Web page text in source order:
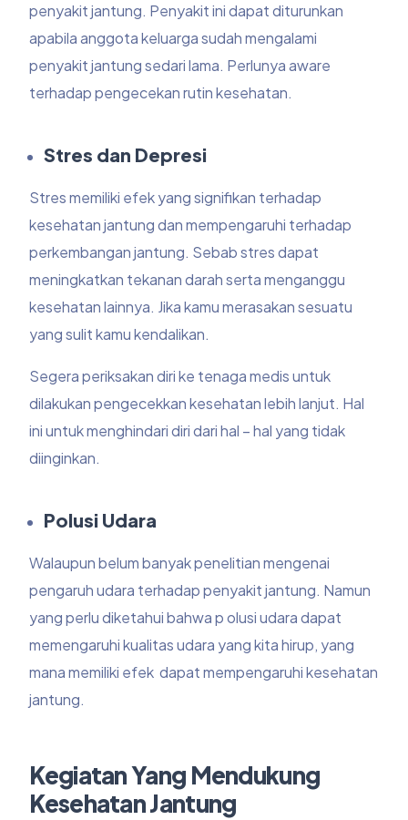
penyakit jantung. Penyakit ini dapat diturunkan
apabila anggota keluarga sudah mengalami
penyakit jantung sedari lama. Perlunya aware
terhadap pengecekan rutin kesehatan.
Stres dan Depresi
Stres memiliki efek yang signifikan terhadap
kesehatan jantung dan mempengaruhi terhadap
perkembangan jantung. Sebab stres dapat
meningkatkan tekanan darah serta menganggu
kesehatan lainnya. Jika kamu merasakan sesuatu
yang sulit kamu kendalikan.
Segera periksakan diri ke tenaga medis untuk
dilakukan pengecekkan kesehatan lebih lanjut. Hal
ini untuk menghindari diri dari hal – hal yang tidak
diinginkan.
Polusi Udara
Walaupun belum banyak penelitian mengenai
pengaruh udara terhadap penyakit jantung. Namun
yang perlu diketahui bahwa p olusi udara dapat
memengaruhi kualitas udara yang kita hirup, yang
mana memiliki efek dapat mempengaruhi kesehatan
jantung.
Kegiatan Yang Mendukung
Kesehatan Jantung